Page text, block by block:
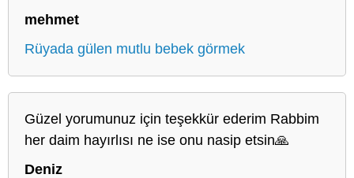
mehmet
Rüyada gülen mutlu bebek görmek
Güzel yorumunuz için teşekkür ederim Rabbim
her daim hayırlısı ne ise onu nasip etsin🙏
Deniz